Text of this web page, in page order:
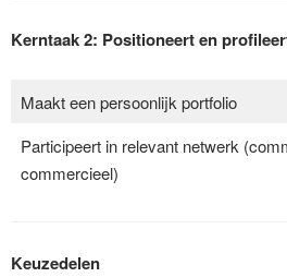
Kerntaak 2: Positioneert en
Maakt een persoonlijk portfolio
Participeert in relevant netwerk
commercieel)
Keuzedelen